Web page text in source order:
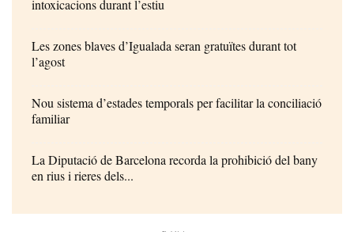
intoxicacions durant l’estiu
Les zones blaves d’Igualada seran gratuïtes durant tot
l’agost
Nou sistema d’estades temporals per facilitar la conciliació
familiar
La Diputació de Barcelona recorda la prohibició del bany
en rius i rieres dels...